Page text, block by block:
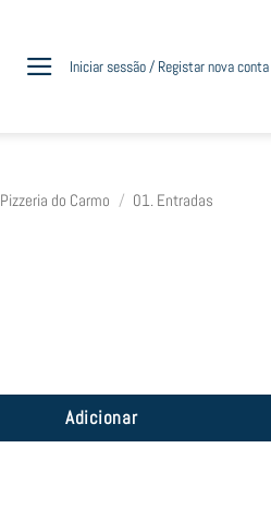
Iniciar sessão / Registar nova conta
Pizzeria do Carmo / 01. Entradas
Adicionar